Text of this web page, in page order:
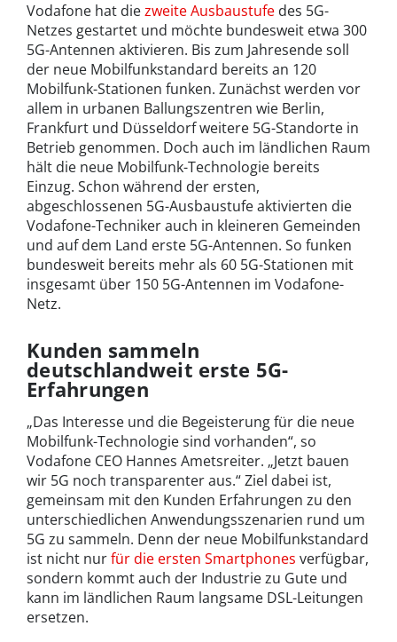
Vodafone hat diezweite Ausbaustufe des 5G-
Netzes gestartet und möchte bundesweit etwa 300
5G-Antennen aktivieren. Bis zum Jahresende soll
der neue Mobilfunkstandard bereits an 120
Mobilfunk-Stationen funken. Zunächst werden vor
allem in urbanen Ballungszentren wie Berlin,
Frankfurt und Düsseldorf weitere 5G-Standorte in
Betrieb genommen. Doch auch im ländlichen Raum
hält die neue Mobilfunk-Technologie bereits
Einzug. Schon während der ersten,
abgeschlossenen 5G-Ausbaustufe aktivierten die
Vodafone-Techniker auch in kleineren Gemeinden
und auf dem Land erste 5G-Antennen. So funken
bundesweit bereits mehr als 60 5G-Stationen mit
insgesamt über 150 5G-Antennen im Vodafone-
Netz.
Kunden sammeln
deutschlandweit erste 5G-
Erfahrungen
„Das Interesse und die Begeisterung für die neue
Mobilfunk-Technologie sind vorhanden“, so
Vodafone CEO Hannes Ametsreiter. „Jetzt bauen
wir 5G noch transparenter aus.“ Ziel dabei ist,
gemeinsam mit den Kunden Erfahrungen zu den
unterschiedlichen Anwendungsszenarien rund um
5G zu sammeln. Denn der neue Mobilfunkstandard
ist nicht nurfür die ersten Smartphones verfügbar,
sondern kommt auch der Industrie zu Gute und
kann im ländlichen Raum langsame DSL-Leitungen
ersetzen.